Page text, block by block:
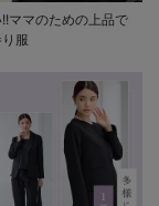
ママのための上品で
服